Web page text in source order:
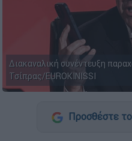
Διακαναλική συνέντευξη
Τσίπρας/EUROKINISSI
Προσθέστε